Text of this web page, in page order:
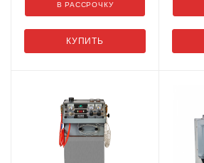
КУПИТЬ
В РАССРОЧКУ